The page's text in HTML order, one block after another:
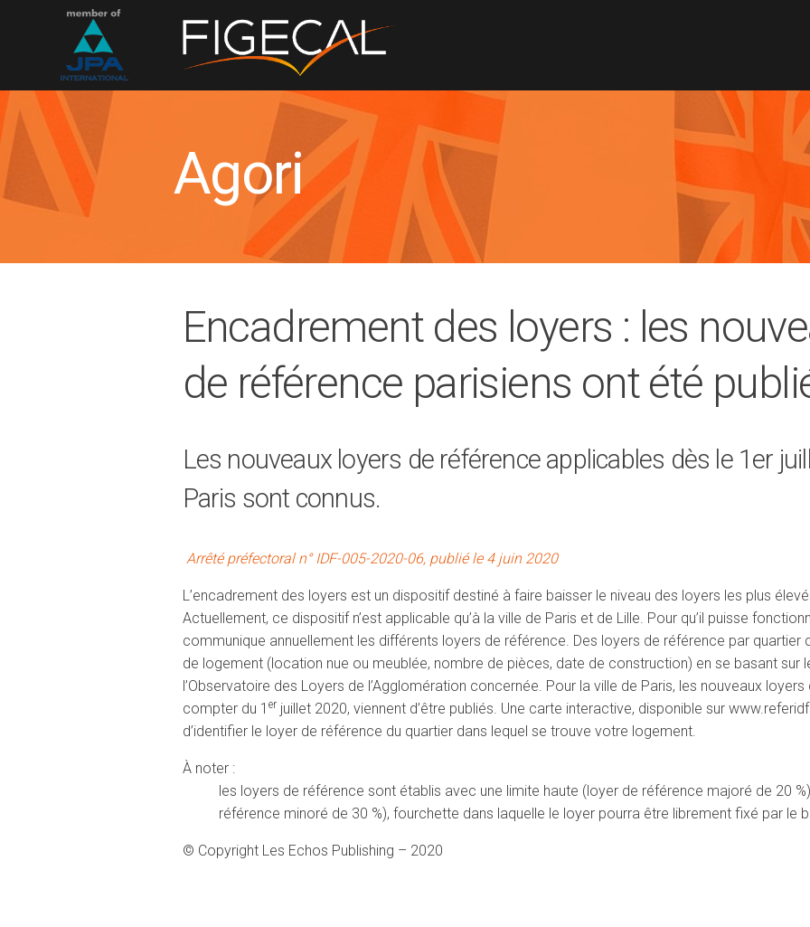
Agori
Encadrement des loyers : les
de référence parisiens ont été
Les nouveaux loyers de référence applicables dès le 1er
Paris sont connus.
Arrêté préfectoral n° IDF-005-2020-06, publié le 4 juin 2020
L’encadrement des loyers est un dispositif destiné à faire baisser le niveau des loyers les plus
Actuellement, ce dispositif n’est applicable qu’à la ville de Paris et de Lille. Pour qu’il puisse
communique annuellement les différents loyers de référence. Des loyers de référence par quartier
de logement (location nue ou meublée, nombre de pièces, date de construction) en se basant sur
l’Observatoire des Loyers de l’Agglomération concernée. Pour la ville de Paris, les nouveaux
compter du 1 erjuillet 2020, viennent d’être publiés. Une carte interactive, disponible sur
d’identifier le loyer de référence du quartier dans lequel se trouve votre logement.
À noter :
les loyers de référence sont établis avec une limite haute (loyer de référence majoré de 20
référence minoré de 30 %), fourchette dans laquelle le loyer pourra être librement fixé par le
© Copyright Les Echos Publishing – 2020